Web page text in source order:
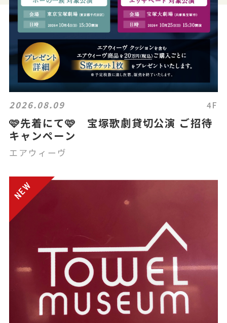
2026.08.09 4F
🩷先着にて🩷 宝塚歌劇貸切公演 ご招待
キャンペーン
エアウィーヴ